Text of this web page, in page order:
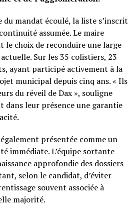
du mandat écoulé, la liste s’inscrit
assumée. Le maire
le choix de reconduire une large
Sur les 35 colistiers, 23
ayant participé activement à la
municipal depuis cinq ans. « Ils
du réveil de Dax », souligne
dans leur présence une garantie
présentée comme un
immédiate. L’équipe sortante
approfondie des dossiers
selon le candidat, d’éviter
souvent associée à
majorité.